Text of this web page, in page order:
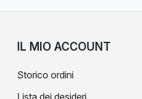
IL MIO ACCOUNT
Storico ordini